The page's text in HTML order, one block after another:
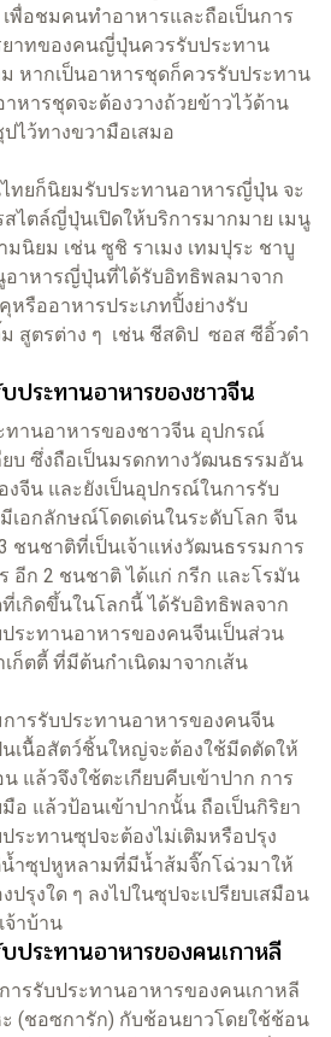
เพื่อชมคนทำอาหารและถือเป็นการ
าทของคนญี่ปุ่นควรรับประทาน
หากเป็นอาหารชุดก็ควรรับประทาน
หารชุดจะต้องวางถ้วยข้าวไว้ด้าน
ไว้ทางขวามือเสมอ
นิยมรับประทานอาหารญี่ปุ่น จะ
สไตล์ญี่ปุ่นเปิดให้บริการมากมาย เมนู
นิยม เช่น ซูชิ ราเมง เทมปุระ ชาบู
อาหารญี่ปุ่นที่ได้รับอิทธิพลมาจาก
หรืออาหารประเภทปิ้งย่างรับ
สูตรต่าง ๆ เช่น ชีสดิป ซอส ซีอิ้วดำ
ประทานอาหารของชาวจีน
อาหารของชาวจีน อุปกรณ์
บ ซึ่งถือเป็นมรดกทางวัฒนธรรมอัน
งจีน และยังเป็นอุปกรณ์ในการรับ
เอกลักษณ์โดดเด่นในระดับโลก จีน
ชนชาติที่เป็นเจ้าแห่งวัฒนธรรมการ
อีก 2 ชนชาติ ได้แก่ กรีก และโรมัน
เกิดขึ้นในโลกนี้ ได้รับอิทธิพลจาก
ระทานอาหารของคนจีนเป็นส่วน
ก็ตตี้ ที่มีต้นกำเนิดมาจากเส้น
บประทานอาหารของคนจีน
นเนื้อสัตว์ชิ้นใหญ่จะต้องใช้มีดตัดให้
แล้วจึงใช้ตะเกียบคีบเข้าปาก การ
อ แล้วป้อนเข้าปากนั้น ถือเป็นกิริยา
ระทานซุปจะต้องไม่เติมหรือปรุง
น้ำซุปหูหลามที่มีน้ำส้มจิ๊กโฉ่วมาให้
ปรุงใด ๆ ลงไปในซุปจะเปรียบเสมือน
จ้าบ้าน
ประทานอาหารของคนเกาหลี
บประทานอาหารของคนเกาหลี
ะ (ชอซการัก) กับช้อนยาวโดยใช้ช้อน